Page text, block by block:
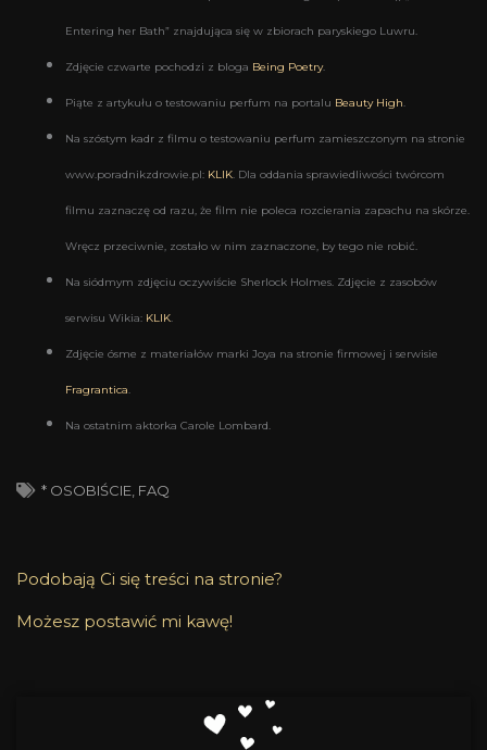
Entering her Bath” znajdująca się w zbiorach paryskiego Luwru.
Zdjęcie czwarte pochodzi z bloga Being Poetry.
Piąte z artykułu o testowaniu perfum na portalu Beauty High
Na szóstym kadr z filmu o testowaniu perfum zamieszczonym na stronie
www.poradnikzdrowie.pl: KLIK . Dla oddania sprawiedliwości twórcom
filmu zaznaczę od razu, że film nie poleca rozcierania zapachu na skórze.
Wręcz przeciwnie, zostało w nim zaznaczone, by tego nie robić.
Na siódmym zdjęciu oczywiście Sherlock Holmes. Zdjęcie z zasobów
serwisu Wikia: KLIK
Zdjęcie ósme z materiałów marki Joya na stronie firmowej i serwisie
Fragrantica
Na ostatnim aktorka Carole Lombard
* OSOBIŚCIE FAQ
Podobają Ci się treści na stronie?
Możesz postawić mi kawę!